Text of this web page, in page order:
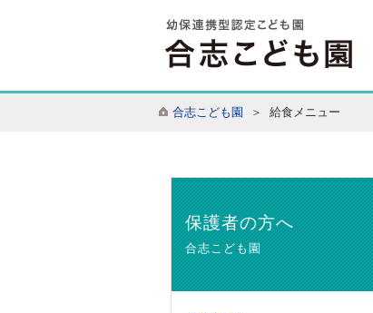
合志こども園 ＞ 給食メニュー
保護者の方へ
合志こども園